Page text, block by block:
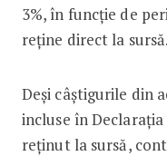
3%, în funcție de
reține direct la sursă.
Deși câștigurile din
incluse în
reținut la sursă,